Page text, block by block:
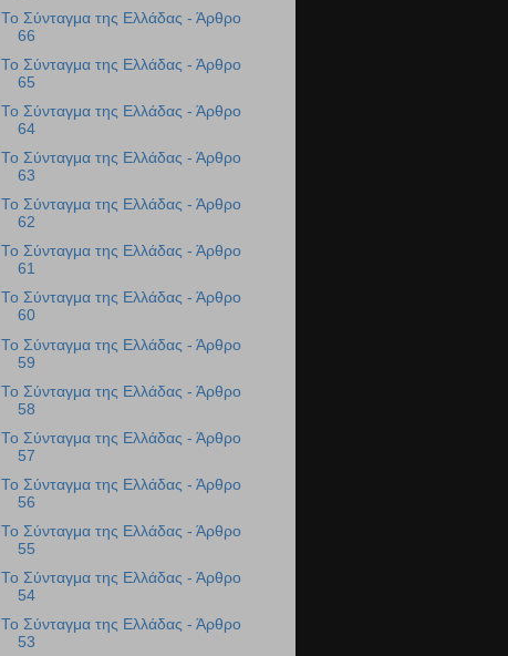
Το Σύνταγμα της Ελλάδας - Άρθρο
66
Το Σύνταγμα της Ελλάδας - Άρθρο
65
Το Σύνταγμα της Ελλάδας - Άρθρο
64
Το Σύνταγμα της Ελλάδας - Άρθρο
63
Το Σύνταγμα της Ελλάδας - Άρθρο
62
Το Σύνταγμα της Ελλάδας - Άρθρο
61
Το Σύνταγμα της Ελλάδας - Άρθρο
60
Το Σύνταγμα της Ελλάδας - Άρθρο
59
Το Σύνταγμα της Ελλάδας - Άρθρο
58
Το Σύνταγμα της Ελλάδας - Άρθρο
57
Το Σύνταγμα της Ελλάδας - Άρθρο
56
Το Σύνταγμα της Ελλάδας - Άρθρο
55
Το Σύνταγμα της Ελλάδας - Άρθρο
54
Το Σύνταγμα της Ελλάδας - Άρθρο
53